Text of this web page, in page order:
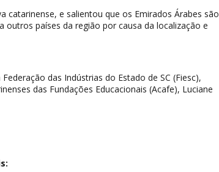
catarinense, e salientou que os Emirados Árabes são
países da região por causa da localização e
das Indústrias do Estado de SC (Fiesc),
das Fundações Educacionais (Acafe), Luciane